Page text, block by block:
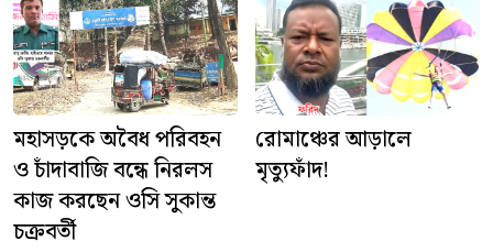
মহাসড়কে অবৈধ পরিবহন
ও চাঁদাবাজি বন্ধে নিরলস
কাজ করছেন ওসি সুকান্ত
চক্রবর্তী
রোমাঞ্চের আড়ালে
মৃত্যুফাঁদ!